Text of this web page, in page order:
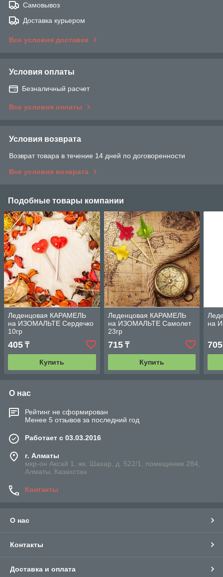
Самовывоз
Доставка курьером
Все условия доставки
Условия оплаты
Безналичный расчет
Все условия оплаты
Условия возврата
Возврат товара в течение 14 дней по договоренности
Все условия возврата
Подобные товары компании
Леденцовая КАРАМЕЛЬ
на ИЗОМАЛЬТЕ Сердечко
10гр
405 ₸
Купить
Леденцовая КАРАМЕЛЬ
на ИЗОМАЛЬТЕ Самолет
23гр
715₸
Купить
на
705
О нас
Рейтинг не сформирован
Менее 5 отзывов за последний год
Работает с 03.03.2016
г. Алматы
мкр-он Аксай 1, жк. Шахар, д. 522/1, помещение 284,
Алматы, Казахстан
Контакты
О нас
Контакты
Доставка и оплата